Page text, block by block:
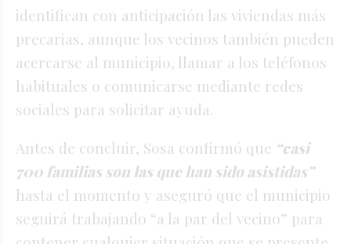
identifican con anticipación las viviendas más
precarias, aunque los vecinos también pueden
acercarse al municipio, llamar a los teléfonos
habituales o comunicarse mediante redes
sociales para solicitar ayuda.
Antes de concluir, Sosa confirmó que “casi
700 familias son las que han sido asistidas”
hasta el momento y aseguró que el municipio
seguirá trabajando “a la par del vecino” para